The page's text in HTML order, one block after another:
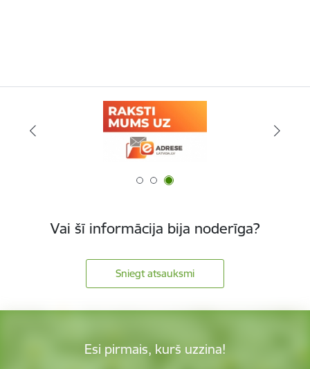
Vai šī informācija bija noderīga?
Sniegt atsauksmi
Esi pirmais, kurš uzzina!